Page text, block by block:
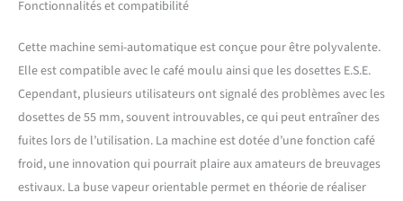
d'un plateau supérieur pour
|FONCTION CAFÉ FROID|
Avec cette option, l'eau du
réservoir ne chauffe pas,
donc le café est à la
température de l'eau
utilisée. Il est recommandé
d'utiliser de l'eau froide
pour un meilleur résultat.
Fonctionnalités et compatibilité
Cette machine semi-automatique est conçue pour être polyvalente.
Elle est compatible avec le café moulu ainsi que les dosettes E.S.E.
Cependant, plusieurs utilisateurs ont signalé des problèmes avec les
dosettes de 55 mm, souvent introuvables, ce qui peut entraîner des
fuites lors de l’utilisation. La machine est dotée d’une fonction café
froid, une innovation qui pourrait plaire aux amateurs de breuvages
estivaux. La buse vapeur orientable permet en théorie de réaliser